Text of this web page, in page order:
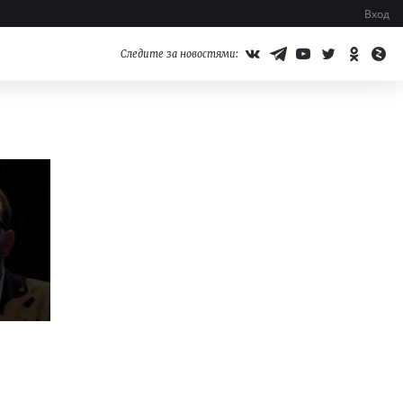
Вход
Следите за новостями: